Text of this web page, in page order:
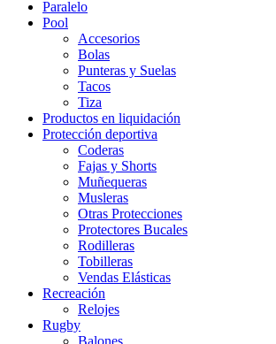
Paralelo
Pool
Accesorios
Bolas
Punteras y Suelas
Tacos
Tiza
Productos en liquidación
Protección deportiva
Coderas
Fajas y Shorts
Muñequeras
Musleras
Otras Protecciones
Protectores Bucales
Rodilleras
Tobilleras
Vendas Elásticas
Recreación
Relojes
Rugby
Balones